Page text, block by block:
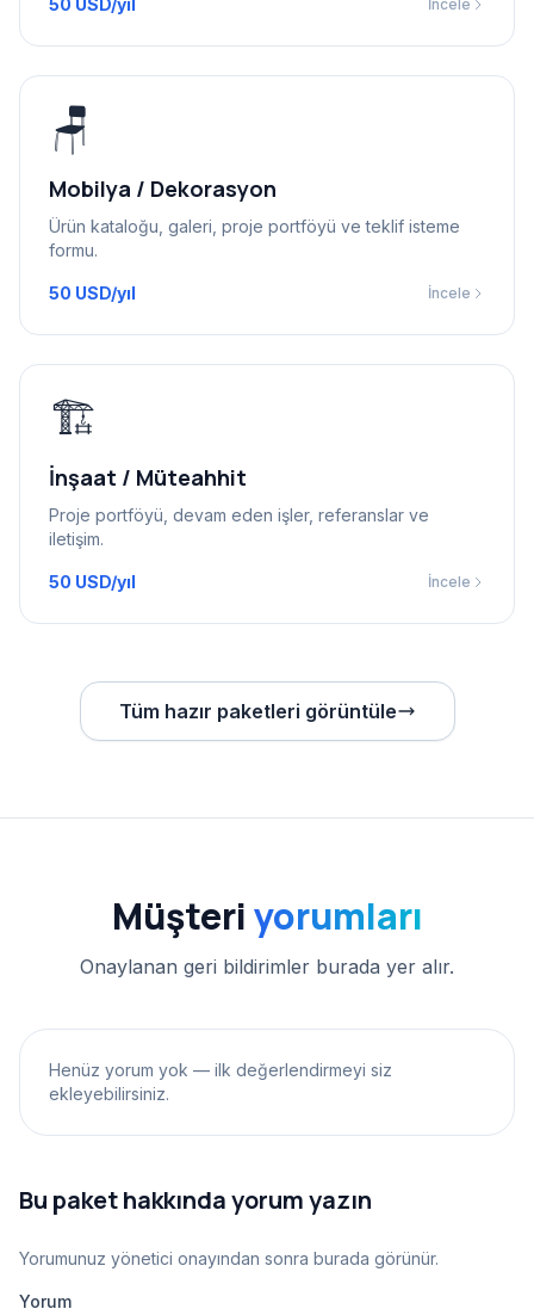
50 USD/yıl İncele
🪑
Mobilya / Dekorasyon
Ürün kataloğu, galeri, proje portföyü ve teklif isteme
formu.
50 USD/yıl İncele
🏗️
İnşaat / Müteahhit
Proje portföyü, devam eden işler, referanslar ve
iletişim.
50 USD/yıl İncele
Tüm hazır paketleri görüntüle
Müşteriyorumları
Onaylanan geri bildirimler burada yer alır.
Henüz yorum yok — ilk değerlendirmeyi siz
ekleyebilirsiniz.
Bu paket hakkında yorum yazın
Yorumunuz yönetici onayından sonra burada görünür.
Yorum